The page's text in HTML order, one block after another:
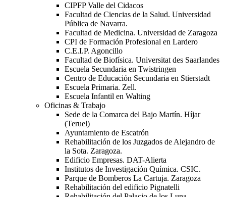
CIPFP Valle del Cidacos
Facultad de Ciencias de la Salud. Universidad
Pública de Navarra.
Facultad de Medicina. Universidad de Zaragoza
CPI de Formación Profesional en Lardero
C.E.I.P. Agoncillo
Facultad de Biofísica. Universitat des Saarlandes
Escuela Secundaria en Twistringen
Centro de Educación Secundaria en Stierstadt
Escuela Primaria. Zell.
Escuela Infantil en Walting
Oficinas & Trabajo
Sede de la Comarca del Bajo Martín. Híjar
(Teruel)
Ayuntamiento de Escatrón
Rehabilitación de los Juzgados de Alejandro de
la Sota. Zaragoza.
Edificio Empresas. DAT-Alierta
Institutos de Investigación Química. CSIC.
Parque de Bomberos La Cartuja. Zaragoza
Rehabilitación del edificio Pignatelli